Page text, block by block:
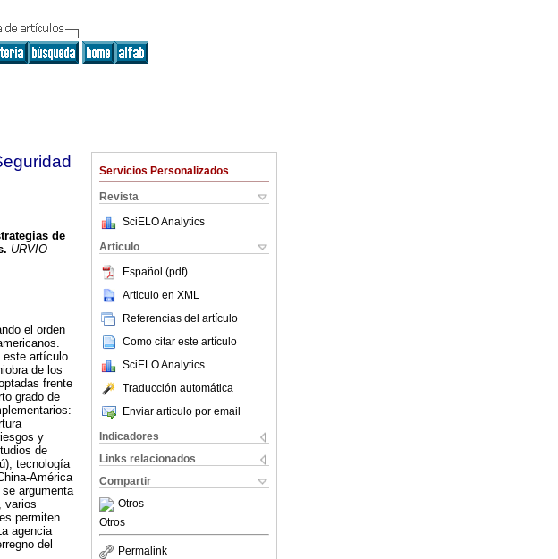
Servicios Personalizados
Revista
SciELO Analytics
Articulo
Español (pdf)
Articulo en XML
Referencias del artículo
Como citar este artículo
SciELO Analytics
Traducción automática
Enviar articulo por email
Indicadores
Links relacionados
Compartir
Otros
Otros
Permalink
de
URVIO
el orden
este artículo
de los
frente
grado de
y
de
tecnología
América
argumenta
varios
permiten
agencia
del